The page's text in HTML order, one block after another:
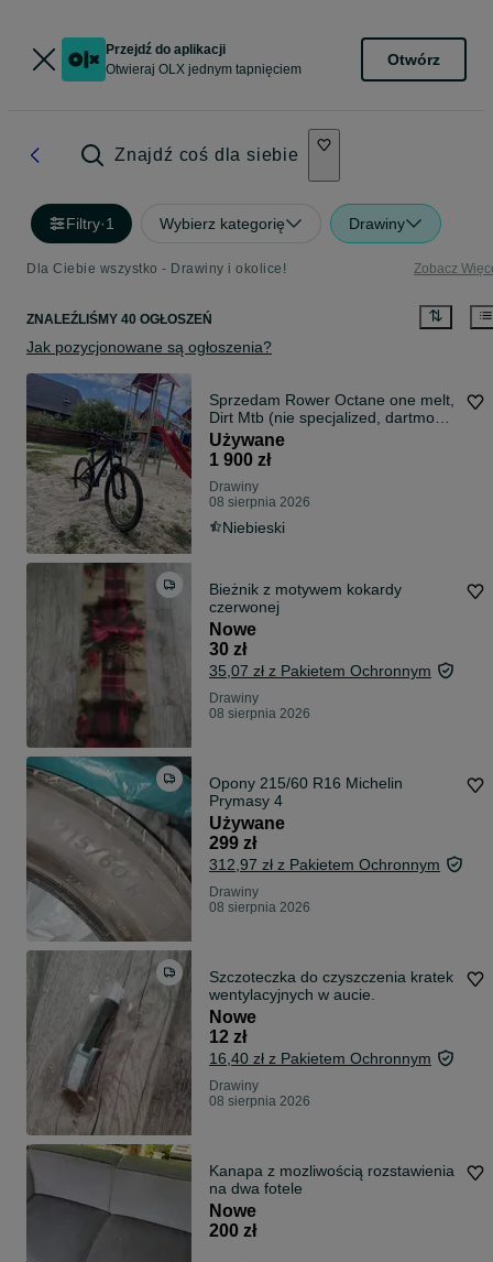
Przejdź do aplikacji
Otwieraj OLX jednym tapnięciem
Otwórz
Znajdź coś dla siebie
Filtry·1 Wybierz kategorię Drawiny
Dla Ciebie wszystko - Drawiny i okolice! Zobacz
ZNALEŹLIŚMY 40 OGŁOSZEŃ
Jak pozycjonowane są ogłoszenia?
Sprzedam Rower Octane one melt,
Dirt Mtb (nie specjalized, dartmoor,
ns bikes)
Używane
1 900 zł
Drawiny
08 sierpnia 2026
Niebieski
Bieżnik z motywem kokardy
czerwonej
Nowe
30 zł
35,07 zł z Pakietem Ochronnym
Drawiny
08 sierpnia 2026
Opony 215/60 R16 Michelin
Prymasy 4
Używane
299 zł
312,97 zł z Pakietem Ochronnym
Drawiny
08 sierpnia 2026
Szczoteczka do czyszczenia kratek
wentylacyjnych w aucie.
Nowe
12 zł
16,40 zł z Pakietem Ochronnym
Drawiny
08 sierpnia 2026
Kanapa z mozliwością rozstawienia
na dwa fotele
Nowe
200 zł